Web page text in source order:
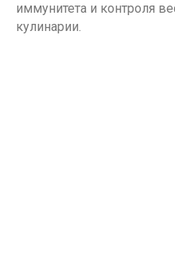
иммунитета и контроля
кулинарии.